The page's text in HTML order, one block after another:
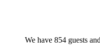
We have 854 guests